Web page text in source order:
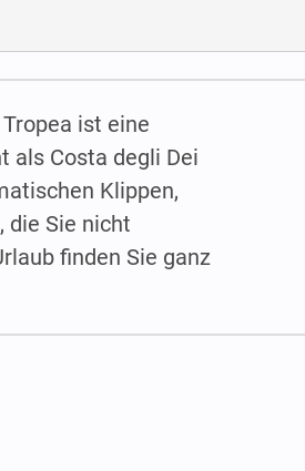
ist eine
als Costa degli Dei
Klippen,
die Sie nicht
finden Sie ganz